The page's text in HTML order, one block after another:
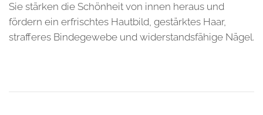
Sie stärken die Schönheit von innen heraus und
fördern ein erfrischtes Hautbild, gestärktes Haar,
strafferes Bindegewebe und widerstandsfähige Nägel.